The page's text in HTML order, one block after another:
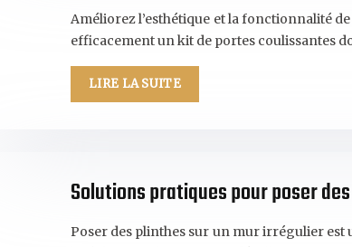
Améliorez l’esthétique et la fonctionnalité
efficacement un kit de portes coulissantes
LIRE LA SUITE
Solutions pratiques pour poser
Poser des plinthes sur un mur irrégulier